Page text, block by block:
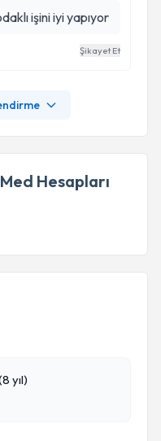
işini iyi yapıyor
Şikayet Et
Hesapları
yıl)